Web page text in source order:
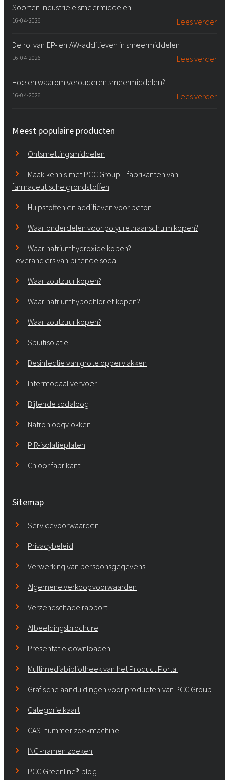
Soorten industriële smeermiddelen
16-04-2026 Lees verder
De rol van EP- en AW-additieven in smeermiddelen
16-04-2026 Lees verder
Hoe en waarom verouderen smeermiddelen?
16-04-2026 Lees verder
Meest populaire producten
Ontsmettingsmiddelen
Maak kennis met PCC Group – fabrikanten van
farmaceutische grondstoffen
Hulpstoffen en additieven voor beton
Waar onderdelen voor polyurethaanschuim kopen?
Waar natriumhydroxide kopen?
Leveranciers van bijtende soda.
Waar zoutzuur kopen?
Waar natriumhypochloriet kopen?
Waar zoutzuur kopen?
Spuitisolatie
Desinfectie van grote oppervlakken
Intermodaal vervoer
Bijtende sodaloog
Natronloogvlokken
PIR-isolatieplaten
Chloor fabrikant
Sitemap
Servicevoorwaarden
Privacybeleid
Verwerking van persoonsgegevens
Algemene verkoopvoorwaarden
Verzendschade rapport
Afbeeldingsbrochure
Presentatie downloaden
Multimediabibliotheek van het Product Portal
Grafische aanduidingen voor producten van PCC Group
Categorie kaart
CAS-nummer zoekmachine
INCI-namen zoeken
PCC Greenline®-blog